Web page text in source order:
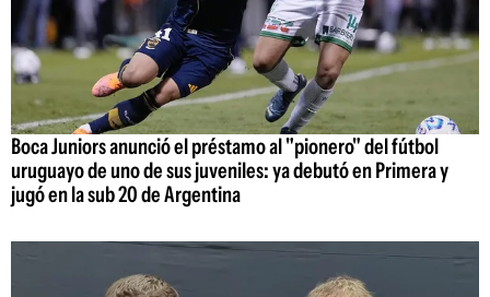
Boca Juniors anunció el préstamo al "pionero" del fútbol
uruguayo de uno de sus juveniles: ya debutó en Primera y
jugó en la sub 20 de Argentina